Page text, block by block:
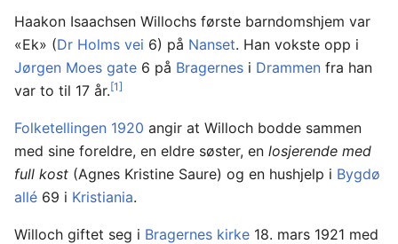
Haakon Isaachsen Willochs første barndomshjem var
«Ek» (Dr Holms vei 6) på Nanset. Han vokste opp i
Jørgen Moes gate 6 på Bragernes i Drammen fra han
var to til 17 år.[1]
Folketellingen 1920 angir at Willoch bodde sammen
med sine foreldre, en eldre søster, en losjerende med
full kost (Agnes Kristine Saure) og en hushjelp i Bygdø
allé 69 i Kristiania.
Willoch giftet seg i Bragernes kirke 18. mars 1921 med